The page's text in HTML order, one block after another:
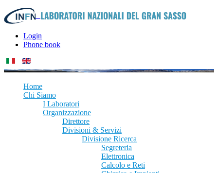
Login
Phone book
Home
Chi Siamo
I Laboratori
Organizzazione
Direttore
Divisioni & Servizi
Divisione Ricerca
Segreteria
Elettronica
Calcolo e Reti